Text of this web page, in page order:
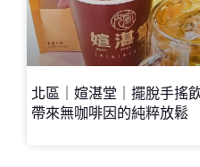
北區｜媗湛堂｜擺脫手搖
帶來無咖啡因的純粹放鬆